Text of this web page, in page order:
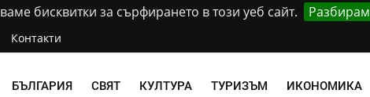
бисквитки за сърфирането в този уеб сайт. Разбирам
Контакти
БЪЛГАРИЯ СВЯТ КУЛТУРА ТУРИЗЪМ ИКОНОМИКА